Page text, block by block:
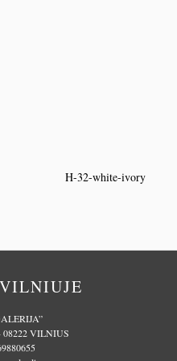
H-32-white-ivory
08222 VILNIUS